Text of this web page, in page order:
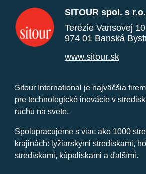
SITOUR spol. s r.o.
Terézie Vansovej 10
974 01 Banská
www.sitour.sk
Sitour International je najväčšia
pre technologické inovácie v
ruchu na svete.
Spolupracujeme s viac ako 1000
krajinách: lyžiarskymi strediskami,
strediskami, kúpaliskami a ďalšími.